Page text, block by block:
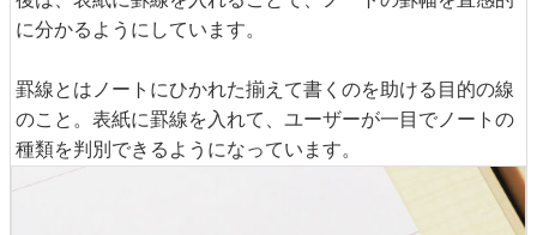
に分かるようにしています。
罫線とはノートにひかれた揃えて書くのを助ける目的の線
のこと。表紙に罫線を入れて、ユーザーが一目でノートの
種類を判別できるようになっています。